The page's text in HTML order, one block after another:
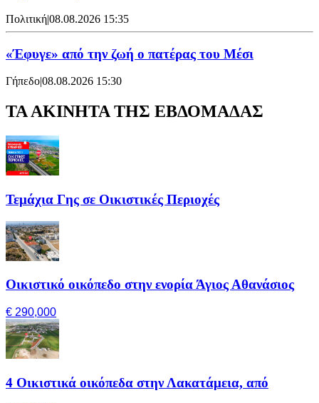
Πολιτική|08.08.2026 15:35
«Έφυγε» από την ζωή ο πατέρας του Μέσι
Γήπεδο08.08.2026 15:30
ΤΑ ΑΚΙΝΗΤΑ ΤΗΣ ΕΒΔΟΜΑΔΑΣ
Τεμάχια Γης σε Οικιστικές Περιοχές
Οικιστικό οικόπεδο στην ενορία Άγιος Αθανάσιος
€ 290,000
4 Οικιστικά οικόπεδα στην Λακατάμεια, από